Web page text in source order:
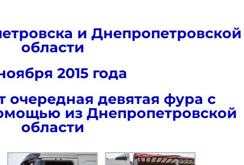
и Днепропетровской
области
2015 года
очередная девятая фура с
из Днепропетровской
области